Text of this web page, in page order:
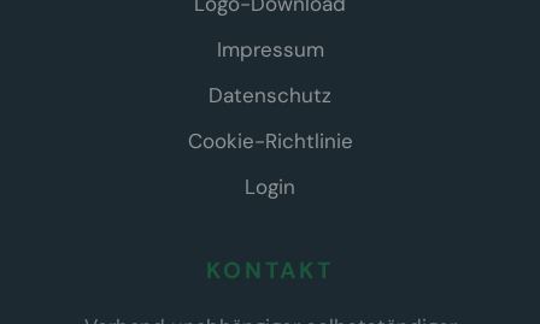
Impressum
Datenschutz
Cookie-Richtlinie
Login
KONTAKT